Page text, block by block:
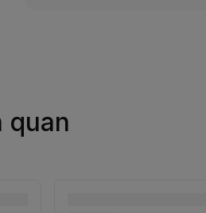
quan